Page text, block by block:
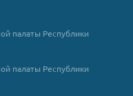
палаты Республики
палаты Республики